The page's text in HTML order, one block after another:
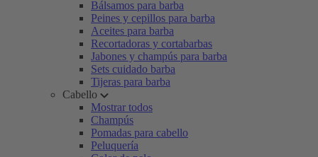
Bálsamos para barba
Peines y cepillos para barba
Aceites para barba
Recortadoras y cortabarbas
Jabones y champús para barba
Sets cuidado barba
Tijeras para barba
Cabello
Mostrar todos
Champús
Pomadas para cabello
Peluquería